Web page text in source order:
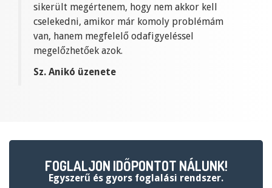
sikerült megértenem, hogy nem akkor kell
cselekedni, amikor már komoly problémám
van, hanem megfelelő odafigyeléssel
megelőzhetőek azok.
Sz. Anikó üzenete
FOGLALJON IDŐPONTOT NÁLUNK!
egyszerű és gyors foglalási rendszer.